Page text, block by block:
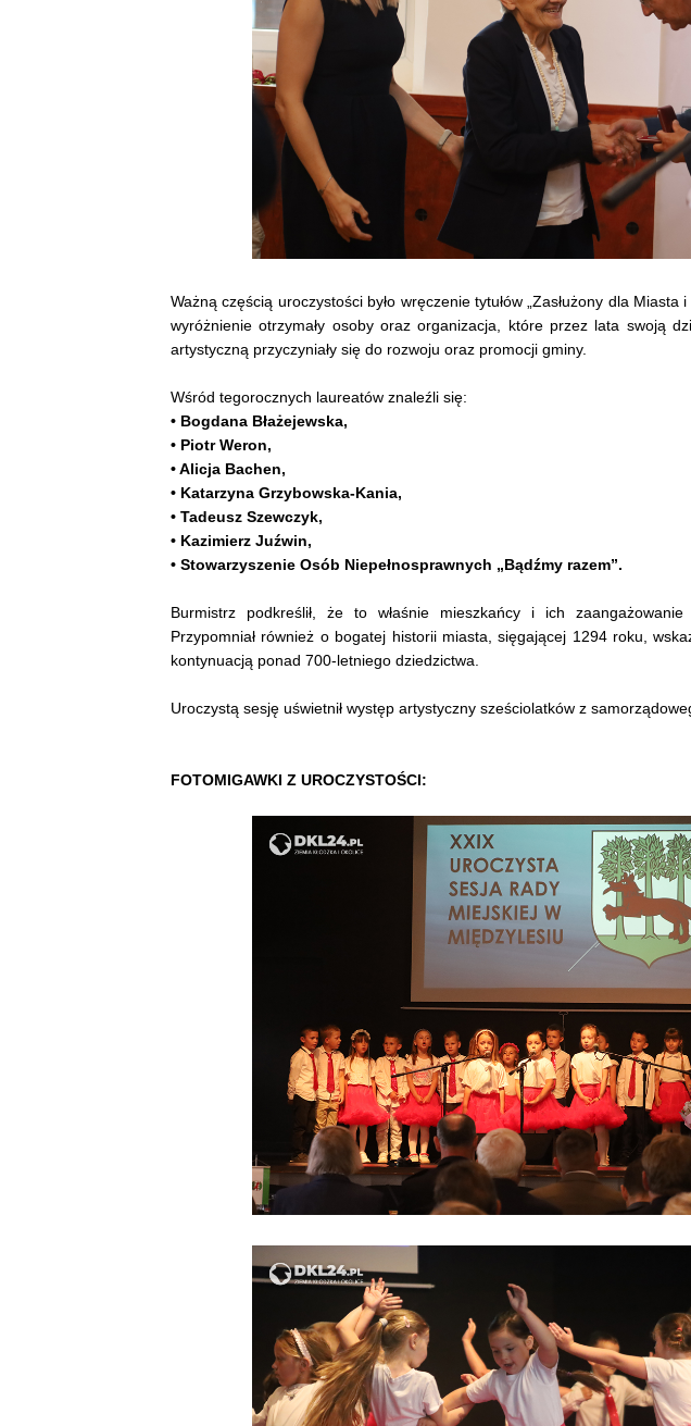
Ważną częścią uroczystości było wręczenie tytułów „Zasłużony dla
wyróżnienie otrzymały osoby oraz organizacja, które przez lata swoją
artystyczną przyczyniały się do rozwoju oraz promocji gminy.
Wśród tegorocznych laureatów znaleźli się:
• Bogdana Błażejewska,
• Piotr Weron,
• Alicja Bachen,
• Katarzyna Grzybowska-Kania,
• Tadeusz Szewczyk,
• Kazimierz Juźwin,
• Stowarzyszenie Osób Niepełnosprawnych „Bądźmy razem”.
Burmistrz podkreślił, że to właśnie mieszkańcy i ich zaangażowanie
Przypomniał również o bogatej historii miasta, sięgającej 1294 roku,
kontynuacją ponad 700-letniego dziedzictwa.
Uroczystą sesję uświetnił występ artystyczny sześciolatków z
FOTOMIGAWKI Z UROCZYSTOŚCI: